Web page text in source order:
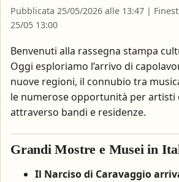
Pubblicata 25/05/2026 alle 13:47 |
25/05 13:00
Benvenuti alla rassegna stampa
Oggi esploriamo l’arrivo di
nuove regioni, il connubio tra
le numerose opportunità per artisti
attraverso bandi e residenze.
Grandi Mostre e Musei in
Il Narciso di Caravaggio